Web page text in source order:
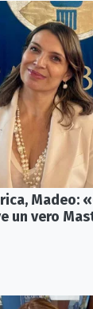
Madeo:
un vero